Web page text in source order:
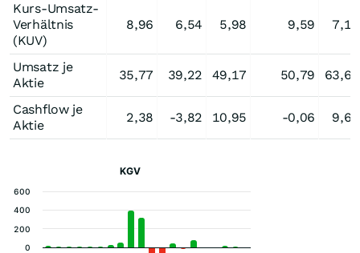
Kurs-Umsatz-
Verhältnis
(KUV)
8,96 6,54 5,98 9,59 7,19
Umsatz je
Aktie
35,77 39,22 49,17 50,79 63,66
Cashflow je
Aktie
2,38 -3,82 10,95 -0,06 9,68
KGV
0
200
400
600